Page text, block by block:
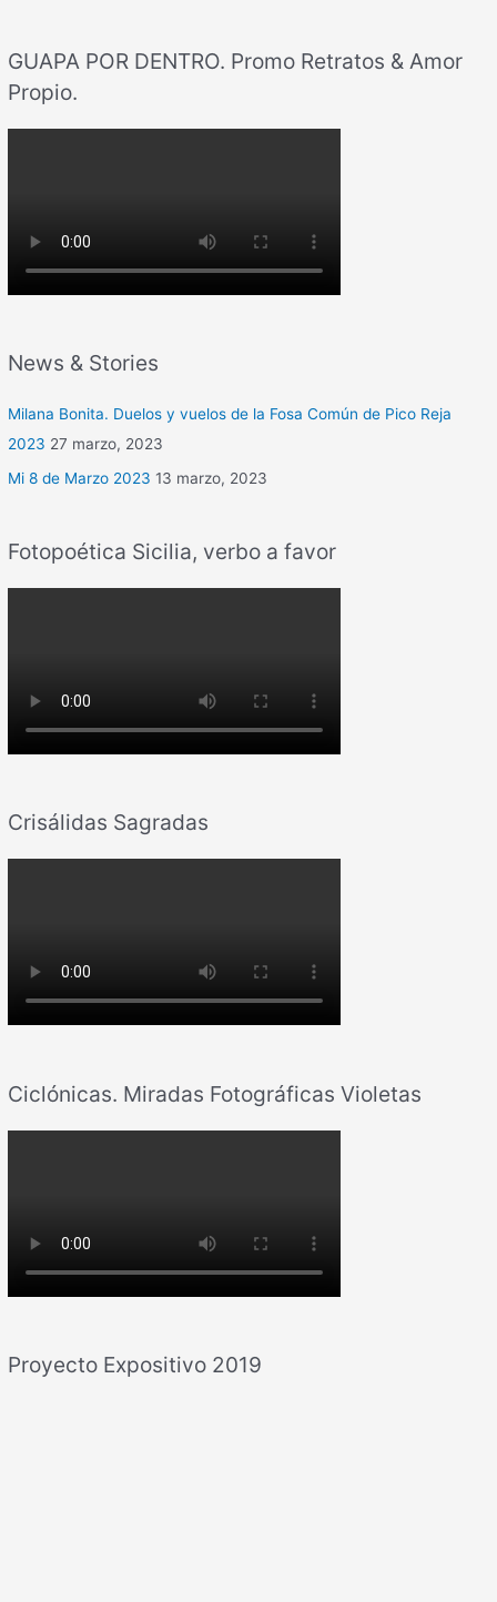
GUAPA POR DENTRO. Promo Retratos & Amor
Propio.
News & Stories
Milana Bonita. Duelos y vuelos de la Fosa Común de Pico Reja
2023 27 marzo, 2023
Mi 8 de Marzo 2023 13 marzo, 2023
Fotopoética Sicilia, verbo a favor
Crisálidas Sagradas
Ciclónicas. Miradas Fotográficas Violetas
Proyecto Expositivo 2019